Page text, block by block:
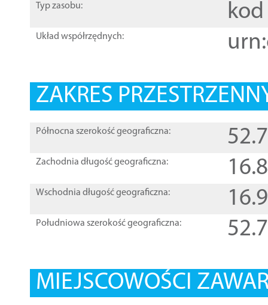
Typ zasobu: kod
Układ współrzędnych:
ZAKRES
Północna szerokość geograficzna:
Zachodnia długość geograficzna:
Wschodnia długość geograficzna:
Południowa szerokość geograficzna:
MIEJSCOWOŚCI